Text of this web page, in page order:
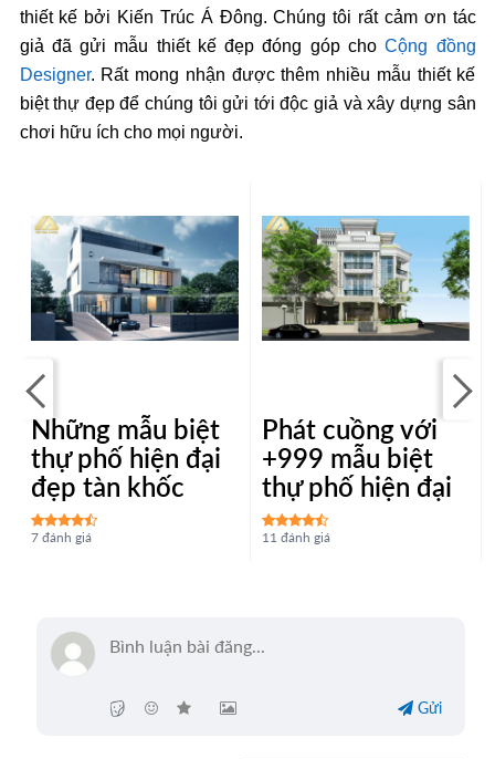
thiết kế bởi Kiến Trúc Á Đông. Chúng tôi rất cảm ơn tác
giả đã gửi mẫu thiết kế đẹp đóng góp choCộng đồng
Designer. Rất mong nhận được thêm nhiều mẫu thiết kế
biệt thự đẹp để chúng tôi gửi tới độc giả và xây dựng sân
chơi hữu ích cho mọi người.
Những mẫu biệt
thự phố hiện đại
đẹp tàn khốc
7 đánh giá
Phát cuồng với
+999 mẫu biệt
thự phố hiện đại
11 đánh giá
Gửi